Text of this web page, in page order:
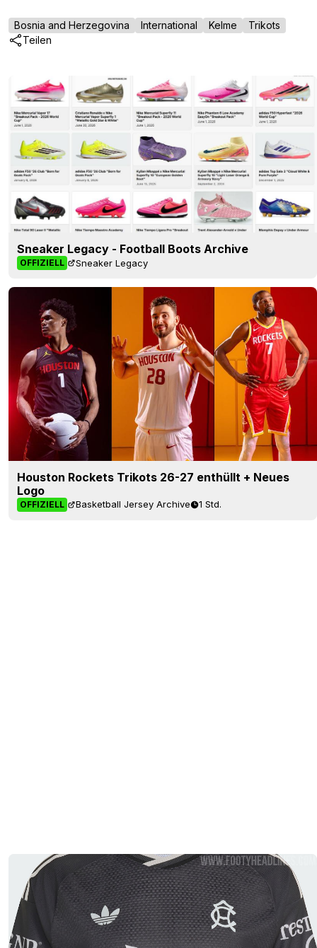
Bosnia and Herzegovina International Kelme
Trikots
Teilen
Sneaker Legacy - Football Boots Archive
OFFIZIELL Sneaker Legacy
Houston Rockets Trikots 26-27 enthüllt + Neues
Logo
OFFIZIELL Basketball Jersey Archive 1 Std.